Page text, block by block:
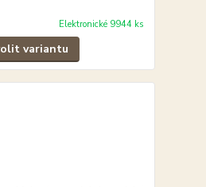
Elektronické 9944 ks
variantu